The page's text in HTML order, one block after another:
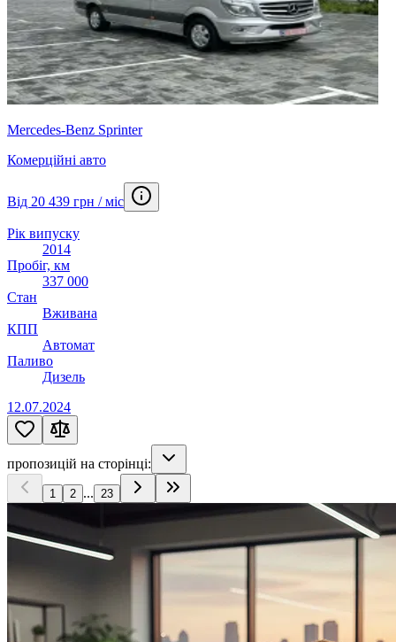
Mercedes-Benz Sprinter
Комерційні авто
Від 20 439 грн / міс
Рік випуску
2014
Пробіг, км
337 000
Стан
Вживана
КПП
Автомат
Паливо
Дизель
12.07.2024
пропозицій на сторінці:
1 2 ... 23